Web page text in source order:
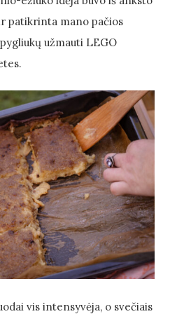
patikrinta mano pačios
užmauti LEGO
vis intensyvėja, o svečiais